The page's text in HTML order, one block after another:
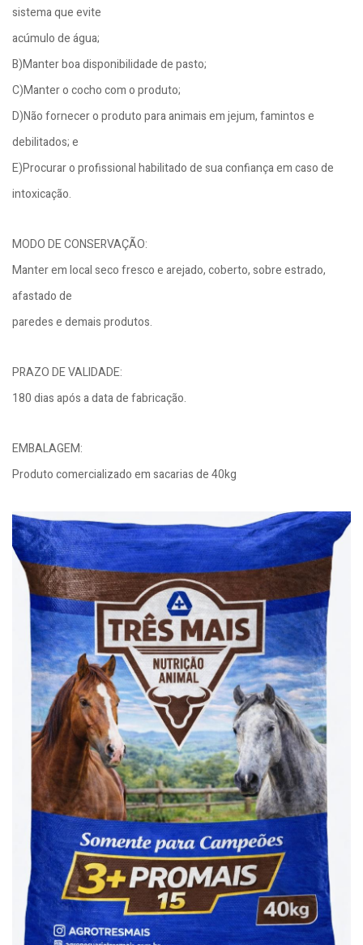
sistema que evite
acúmulo de água;
B)Manter boa disponibilidade de pasto;
C)Manter o cocho com o produto;
D)Não fornecer o produto para animais em jejum, famintos e
debilitados; e
E)Procurar o profissional habilitado de sua confiança em caso de
intoxicação.
MODO DE CONSERVAÇÃO:
Manter em local seco fresco e arejado, coberto, sobre estrado,
afastado de
paredes e demais produtos.
PRAZO DE VALIDADE:
180 dias após a data de fabricação.
EMBALAGEM:
Produto comercializado em sacarias de 40kg